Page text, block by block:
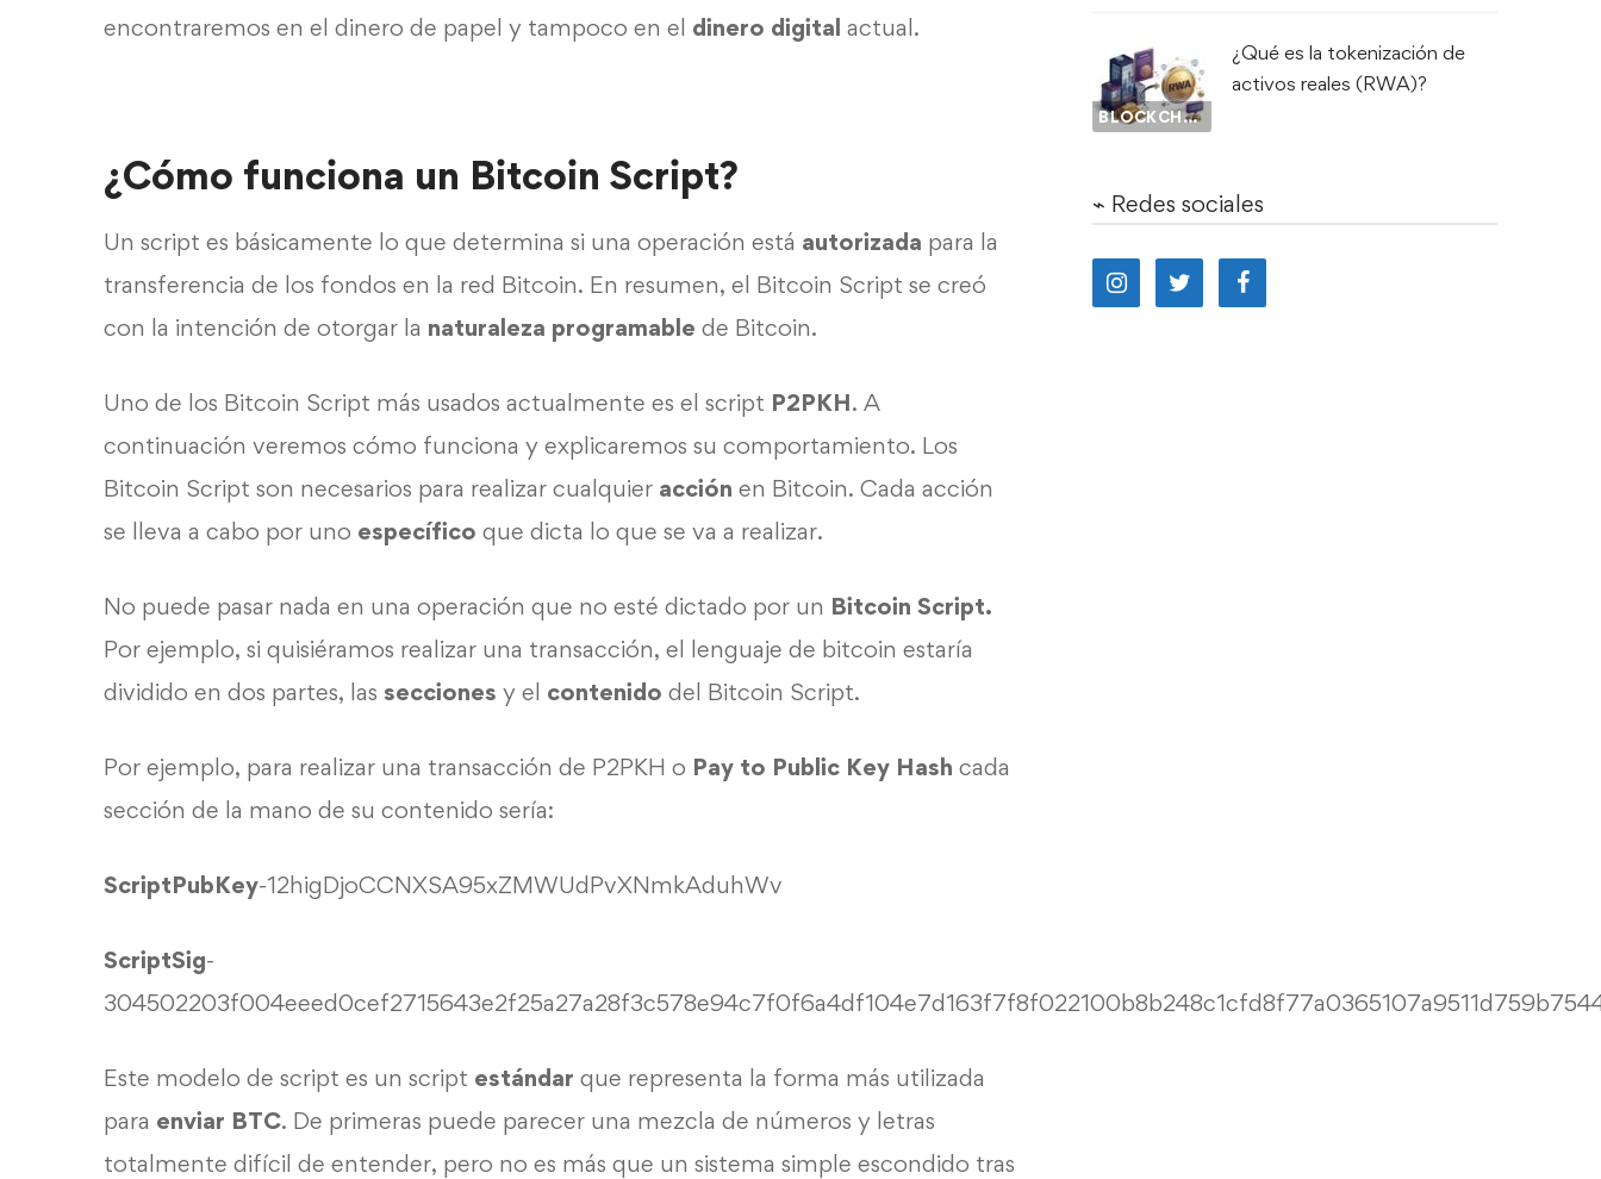
encontraremos en el dinero de papel y tampoco en el dinero digital actual.
¿Cómo funciona un Bitcoin Script?
Un script es básicamente lo que determina si una operación está autorizada para la
transferencia de los fondos en la red Bitcoin. En resumen, el Bitcoin Script se creó
con la intención de otorgar la naturaleza programable de Bitcoin.
Uno de los Bitcoin Script más usados actualmente es el script P2PKH. A
continuación veremos cómo funciona y explicaremos su comportamiento. Los
Bitcoin Script son necesarios para realizar cualquier acción en Bitcoin. Cada acción
se lleva a cabo por uno específico que dicta lo que se va a realizar.
No puede pasar nada en una operación que no esté dictado por un Bitcoin Script.
Por ejemplo, si quisiéramos realizar una transacción, el lenguaje de bitcoin estaría
dividido en dos partes, las secciones y el contenido del Bitcoin Script.
Por ejemplo, para realizar una transacción de P2PKH o Pay to Public Key Hash cada
sección de la mano de su contenido sería:
ScriptPubKey-12higDjoCCNXSA95xZMWUdPvXNmkAduhWv
ScriptSig-
Este modelo de script es un script estándar que representa la forma más utilizada
para enviar BTC. De primeras puede parecer una mezcla de números y letras
totalmente difícil de entender, pero no es más que un sistema simple escondido tras
BLOCKCHAIN
¿Qué es la tokenización de
activos reales (RWA)?
⌁ Redes sociales